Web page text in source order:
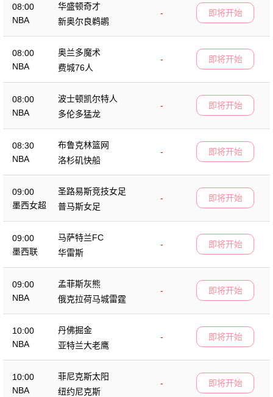
08:00
NBA
华盛顿奇才
-
新奥尔良鹈鹕
即将开始
08:00
NBA
奥兰多魔术
-
费城76人
即将开始
08:00
NBA
波士顿凯尔特人
-
多伦多猛龙
即将开始
08:30
NBA
布鲁克林篮网
-
洛杉矶快船
即将开始
09:00
墨西女超
圣路易斯竞技女足
-
普马斯女足
即将开始
09:00
墨西联
马萨特兰FC
-
华雷斯
即将开始
09:00
NBA
孟菲斯灰熊
-
俄克拉荷马城雷霆
即将开始
10:00
NBA
丹佛掘金
-
亚特兰大老鹰
即将开始
10:00
NBA
菲尼克斯太阳
-
纽约尼克斯
即将开始